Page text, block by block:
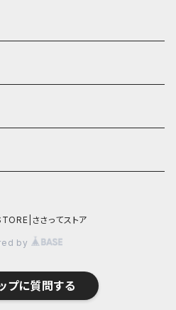
ささってストア
by
プに質問する